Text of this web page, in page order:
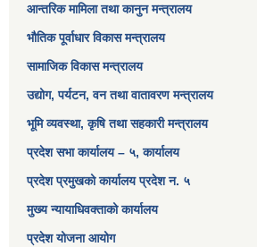
आन्तरिक मामिला तथा कानुन मन्त्रालय
भौतिक पूर्वाधार विकास मन्त्रालय
सामाजिक विकास मन्त्रालय
उद्योग, पर्यटन, वन तथा वातावरण मन्त्रालय
भूमि व्यवस्था, कृषि तथा सहकारी मन्त्रालय
प्रदेश सभा कार्यालय – ५, कार्यालय
प्रदेश प्रमुखको कार्यालय प्रदेश न. ५
मुख्य न्यायाधिवक्ताको कार्यालय
प्रदेश योजना आयोग